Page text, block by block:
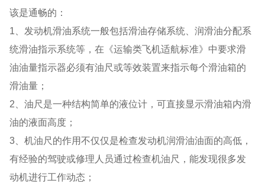
该是通畅的：
1、发动机滑油系统一般包括滑油存储系统、润滑油分配系
统滑油指示系统等，在《运输类飞机适航标准》中要求滑
油油量指示器必须有油尺或等效装置来指示每个滑油箱的
滑油量；
2、油尺是一种结构简单的液位计，可直接显示滑油箱内滑
油的液面高度；
3、机油尺的作用不仅仅是检查发动机润滑油油面的高低，
有经验的驾驶或修理人员通过检查机油尺，能发现很多发
动机进行工作动态；